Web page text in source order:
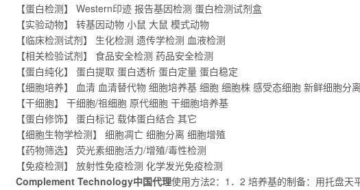
【蛋白检测】 Western印迹 报告基因检测 蛋白检测试剂盒
【实验动物】 转基因动物 小鼠 大鼠 模式动物
【临床检测试剂】 生化检测 遗传学检测 血液检测
【相关检验试剂】 食品安全检测 药品安全检测
【蛋白纯化】 蛋白提取 蛋白透析 蛋白定量 蛋白稳定
【细胞培养】 血清 血清替代物 细胞培养基 细胞 细胞株 感受态细胞 新鲜细胞分离
【干细胞】 干细胞/祖细胞 原代细胞 干细胞培养基
【蛋白修饰】 蛋白标记 载体蛋白结合 其它
【细胞生物学检测】 细胞凋亡 细胞分离 细胞增殖
【药物筛选】 荧光素细胞活力/增殖/毒性检测
【免疫检测】 放射性免疫检测 化学发光免疫检测
Complement Technology中国代理使用方法2：1．2 培养基的制备：用托盘天